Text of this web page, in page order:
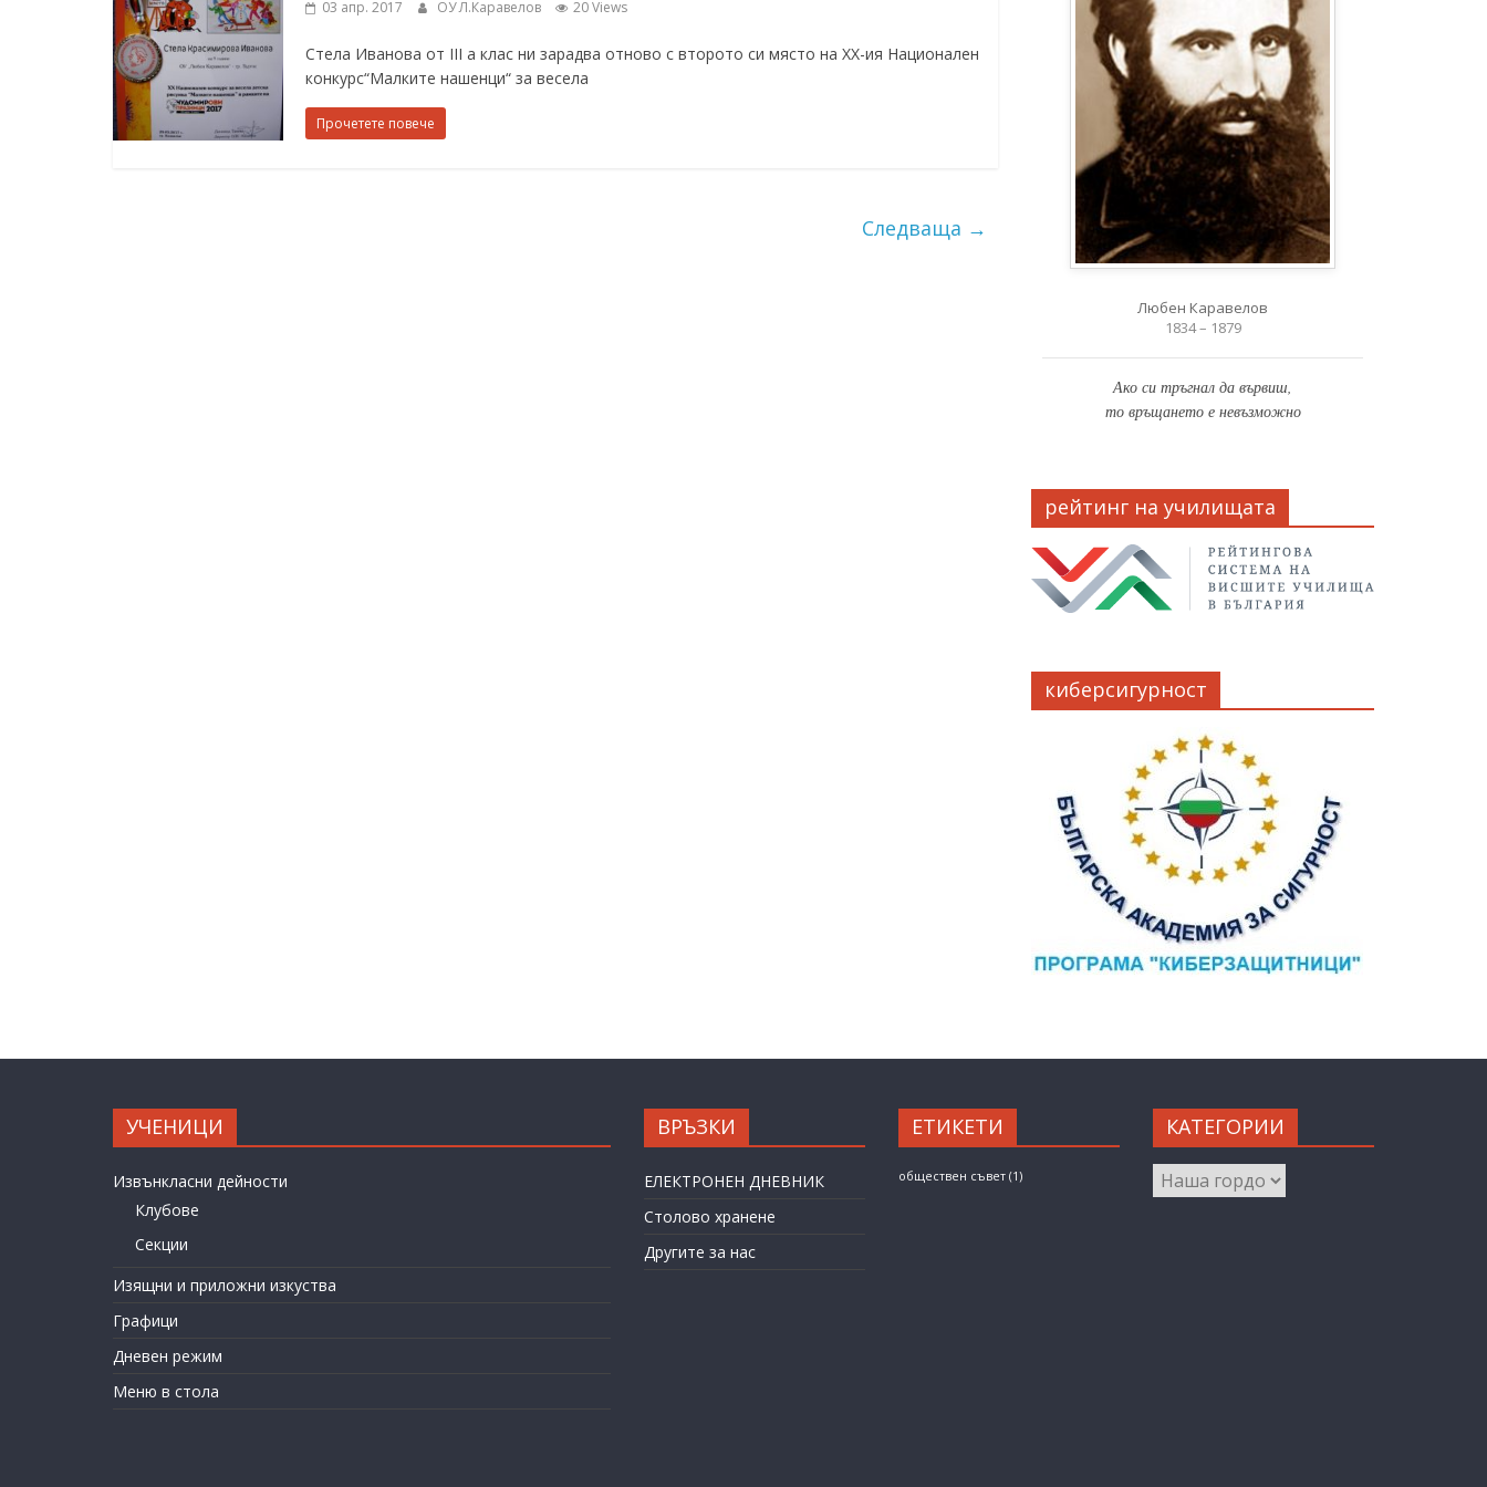
ресурси (ЦРЧР)
03 апр. 2017 ОУ Л.Каравелов 20 Views
Стела Иванова от III a клас ни зарадва отново с второто си място на XX-ия Национален
конкурс“Малките нашенци“ за весела
Прочетете повече
Следваща →
Любен Каравелов
1834 – 1879
Ако си тръгнал да вървиш,
то връщането е невъзможно
рейтинг на училищата
киберсигурност
УЧЕНИЦИ
Извънкласни дейности
Клубове
Секции
Изящни и приложни изкуства
Графици
Дневен режим
Меню в стола
ВРЪЗКИ
ЕЛЕКТРОНЕН ДНЕВНИК
Столово хранене
Другите за нас
ЕТИКЕТИ
обществен съвет(1)
КАТЕГОРИИ
КАТЕГОРИИ